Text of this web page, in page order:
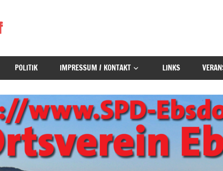
POLITIK IMPRESSUM / KONTAKT LINKS